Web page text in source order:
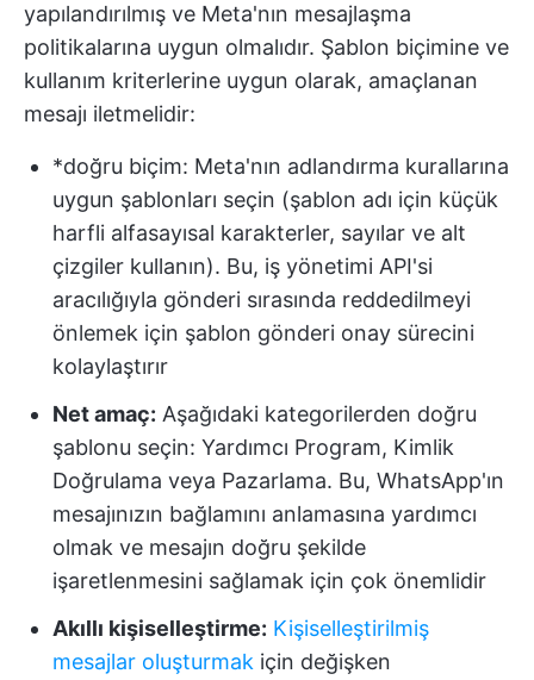
yapılandırılmış ve Meta'nın mesajlaşma
politikalarına uygun olmalıdır. Şablon biçimine ve
kullanım kriterlerine uygun olarak, amaçlanan
mesajı iletmelidir:
*doğru biçim: Meta'nın adlandırma kurallarına
uygun şablonları seçin (şablon adı için küçük
harfli alfasayısal karakterler, sayılar ve alt
çizgiler kullanın). Bu, iş yönetimi API'si
aracılığıyla gönderi sırasında reddedilmeyi
önlemek için şablon gönderi onay sürecini
kolaylaştırır
Net amaç: Aşağıdaki kategorilerden doğru
şablonu seçin: Yardımcı Program, Kimlik
Doğrulama veya Pazarlama. Bu, WhatsApp'ın
mesajınızın bağlamını anlamasına yardımcı
olmak ve mesajın doğru şekilde
işaretlenmesini sağlamak için çok önemlidir
Akıllı kişiselleştirme: Kişiselleştirilmiş
mesajlar oluşturmak için değişken